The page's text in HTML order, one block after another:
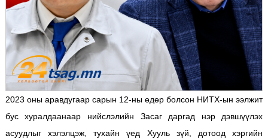
2023 оны аравдугаар сарын 12-ны өдөр болсон НИТХ-ын ээлжит
бус хуралдаанаар нийслэлийн Засаг даргад нэр дэвшүүлэх
асуудлыг хэлэлцэж, тухайн үед Хууль зүй, дотоод хэргийн